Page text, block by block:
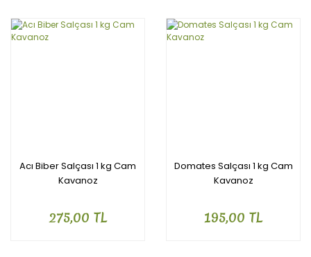
Acı Biber Salçası 1 kg Cam
Kavanoz
275,00 TL
Domates Salçası 1 kg Cam
Kavanoz
195,00 TL